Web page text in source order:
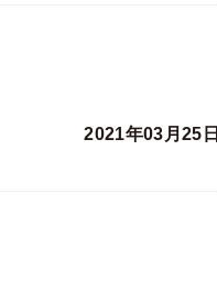
2021年03月25日